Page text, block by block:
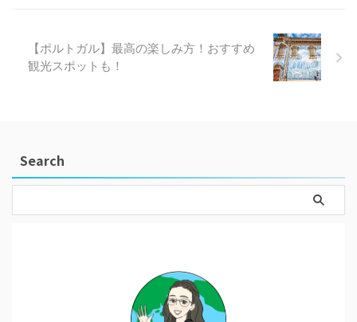
【ポルトガル】最高の楽しみ方！おすすめ
観光スポットも！
Search